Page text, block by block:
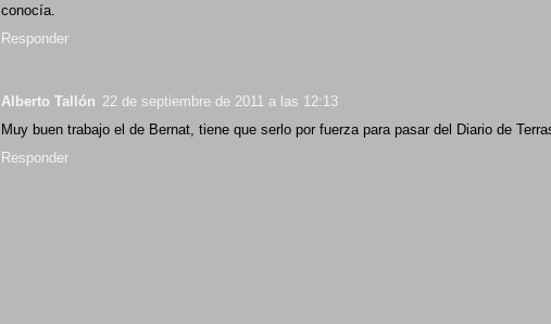
conocía.
Responder
Alberto Tallón 22 de septiembre de 2011 a las 12:13
Muy buen trabajo el de Bernat, tiene que serlo por fuerza para pasar del Diario de
Responder